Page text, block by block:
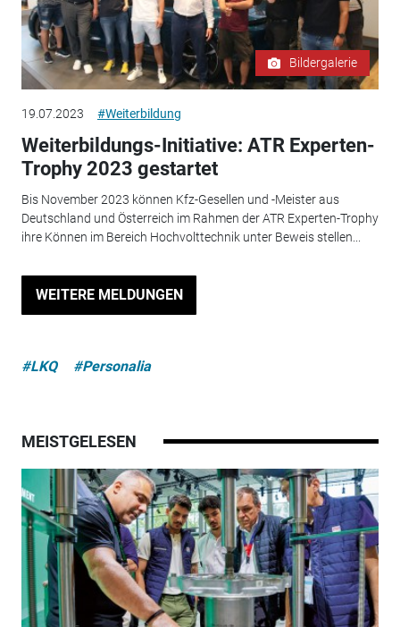
Bildergalerie
19.07.2023 #Weiterbildung
Weiterbildungs-Initiative: ATR Experten-
Trophy 2023 gestartet
Bis November 2023 können Kfz-Gesellen und -Meister aus
Deutschland und Österreich im Rahmen der ATR Experten-Trophy
ihre Können im Bereich Hochvolttechnik unter Beweis stellen...
WEITERE MELDUNGEN
#LKQ #Personalia
MEISTGELESEN